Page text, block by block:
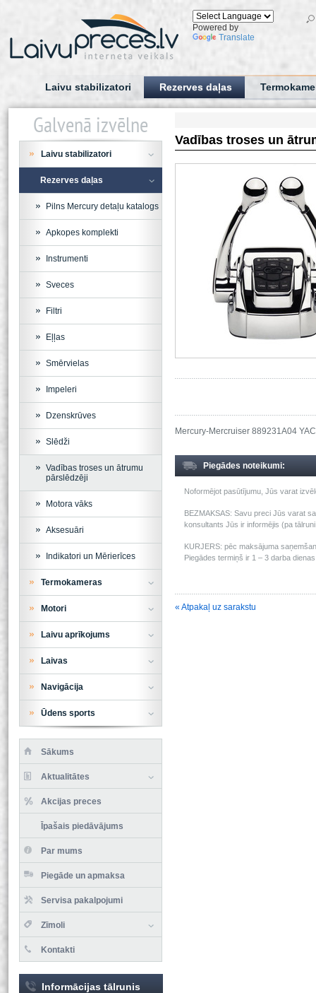
Powered by
Translate
Laivu stabilizatori Rezerves daļas
Vadības troses un
Mercury-Mercruiser 889231A04
Piegādes noteikumi:
Noformējot pasūtījumu, Jūs varat
BEZMAKSAS: Savu preci Jūs varat
konsultants Jūs ir informējis (pa
KURJERS: pēc maksājuma
Piegādes termiņš ir 1 – 3 darba
« Atpakaļ uz sarakstu
Galvenā izvēlne
Laivu stabilizatori
Rezerves daļas
Pilns Mercury detaļu katalogs
Apkopes komplekti
Instrumenti
Sveces
Filtri
Eļļas
Smērvielas
Impeleri
Dzenskrūves
Slēdži
Vadības troses un ātrumu
pārslēdzēji
Motora vāks
Aksesuāri
Indikatori un Mērierīces
Termokameras
Motori
Laivu aprīkojums
Laivas
Navigācija
Ūdens sports
Sākums
Aktualitātes
Akcijas preces
Īpašais piedāvājums
Par mums
Piegāde un apmaksa
Servisa pakalpojumi
Zīmoli
Kontakti
Informācijas tālrunis